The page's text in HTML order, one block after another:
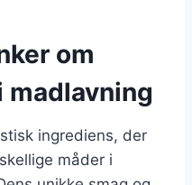
om
ingrediens, der
måder i